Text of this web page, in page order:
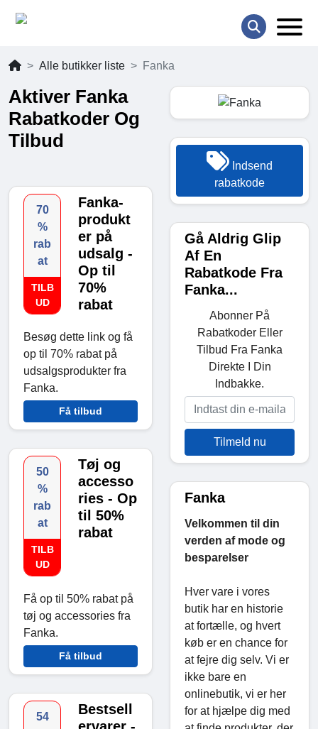
Alle butikker liste Fanka
Aktiver Fanka
Rabatkoder Og
Tilbud
70
%
rab
at
TILB
UD
Fanka-
produkt
er på
udsalg -
Op til
70%
rabat
Besøg dette link og få
op til 70% rabat på
udsalgsprodukter fra
Fanka.
Få tilbud
50
%
rab
at
TILB
UD
Tøj og
accesso
ries - Op
til 50%
rabat
Få op til 50% rabat på
tøj og accessories fra
Fanka.
Få tilbud
54
Bestsell
Indsend
rabatkode
Gå Aldrig Glip
Af En
Rabatkode Fra
Fanka...
Abonner På
Rabatkoder Eller
Tilbud Fra Fanka
Direkte I Din
Indbakke.
Tilmeld nu
Fanka
Velkommen til din
verden af mode og
besparelser
Hver vare i vores
butik har en historie
at fortælle, og hvert
køb er en chance for
at fejre dig selv. Vi er
ikke bare en
onlinebutik, vi er her
for at hjælpe dig med